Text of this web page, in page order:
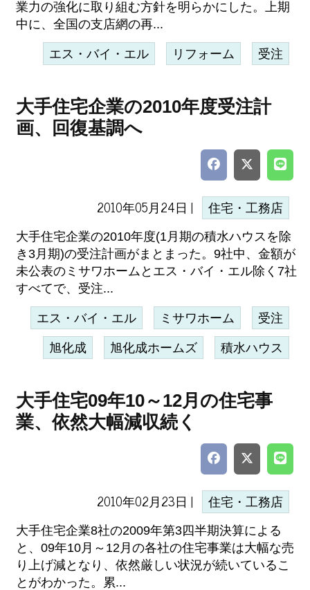
業力の強化に取り組む方針を明らかにした。上期
中に、全国の支店網の再...
エス・バイ・エル リフォーム 受注
大手住宅企業の2010年度受注計
画、回復基調へ
2010年05月24日 | 住宅・工務店
大手住宅企業の2010年度(1月期の積水ハウスを除
き3月期)の受注計画がまとまった。9社中、金額が
未公表のミサワホームとエス・バイ・エル除く7社
すべてで、受注...
エス・バイ・エル ミサワホーム 受注
旭化成 旭化成ホームズ 積水ハウス
大手住宅09年10～12月の住宅事
業、依然大幅減収続く
2010年02月23日 | 住宅・工務店
大手住宅企業8社の2009年第3四半期決算による
と、09年10月～12月の各社の住宅事業は大幅な売
り上げ減となり、依然厳しい状況が続いているこ
とがわかった。累...